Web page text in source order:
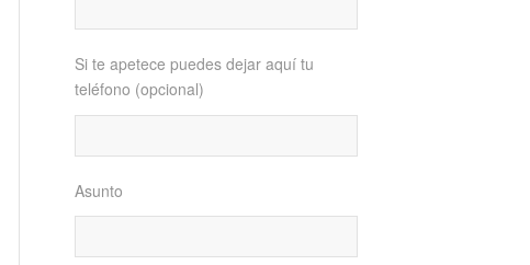
Si te apetece puedes dejar aquí tu
teléfono (opcional)
Asunto